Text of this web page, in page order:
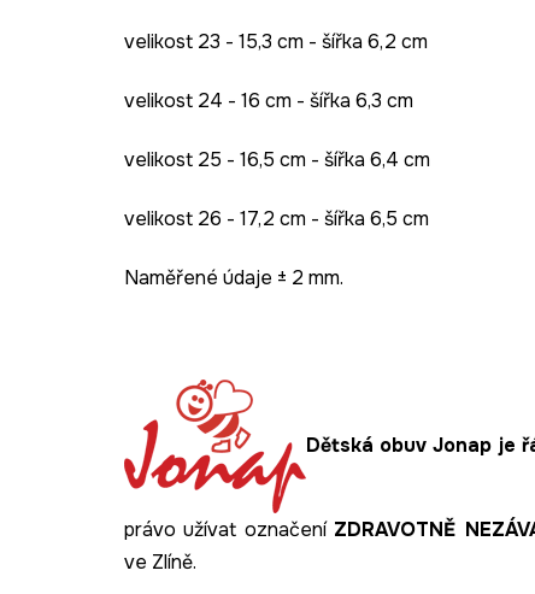
velikost 23 - 15,3 cm - šířka 6,2 cm
velikost 24 - 16 cm - šířka 6,3 cm
velikost 25 - 16,5 cm - šířka 6,4 cm
velikost 26 - 17,2 cm - šířka 6,5 cm
Naměřené údaje ± 2 mm.
Dětská obuv Jonap je
právo užívat označení ZDRAVOTNĚ
ve Zlíně.